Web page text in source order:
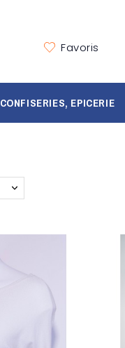
Favoris
CONFISERIES, EPICERIE